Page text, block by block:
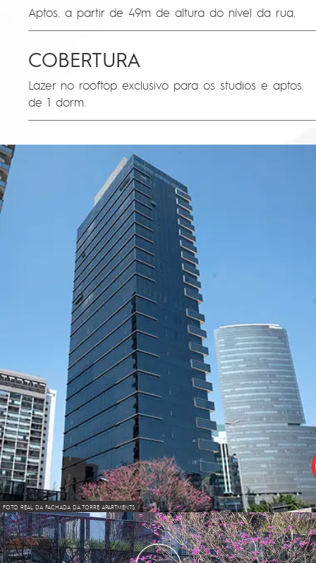
Aptos. a partir de 49m de altura do nível da rua.
COBERTURA
Lazer no rooftop exclusivo para os studios e aptos.
de 1 dorm.
FOTO REAL DA FACHADA DA TORRE APARTMENTS